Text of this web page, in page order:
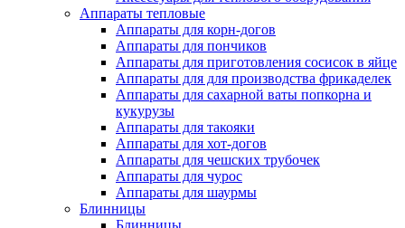
Аппараты тепловые
Аппараты для корн-догов
Аппараты для пончиков
Аппараты для приготовления сосисок в яйце
Аппараты для для производства фрикаделек
Аппараты для сахарной ваты попкорна и
кукурузы
Аппараты для такояки
Аппараты для хот-догов
Аппараты для чешских трубочек
Аппараты для чурос
Аппараты для шаурмы
Блинницы
Блинницы